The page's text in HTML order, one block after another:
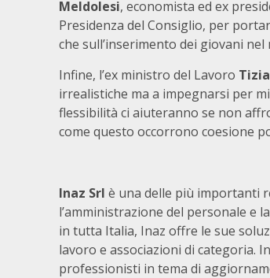
Meldolesi, economista ed ex
Presidenza del Consiglio, per
che sull’inserimento dei giovani
Infine, l’ex ministro del Lavoro
irrealistiche ma a impegnarsi per
flessibilità ci aiuteranno se non
come questo occorrono coesione
Inaz Srl è una delle più importanti
l’amministrazione del personale e
in tutta Italia, Inaz offre le sue
lavoro e associazioni di categoria.
professionisti in tema di